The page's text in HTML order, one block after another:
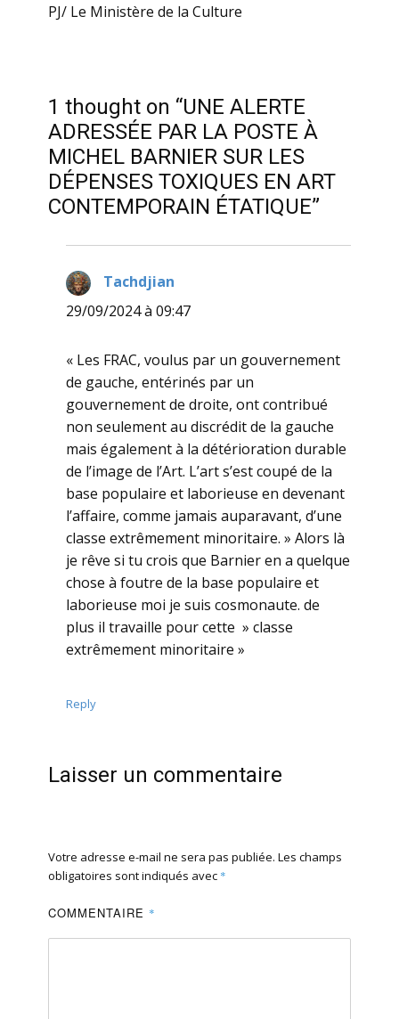
PJ/ Le Ministère de la Culture
1 thought on “UNE ALERTE
ADRESSÉE PAR LA POSTE À
MICHEL BARNIER SUR LES
DÉPENSES TOXIQUES EN ART
CONTEMPORAIN ÉTATIQUE”
Tachdjian
29/09/2024 à 09:47
« Les FRAC, voulus par un gouvernement
de gauche, entérinés par un
gouvernement de droite, ont contribué
non seulement au discrédit de la gauche
mais également à la détérioration durable
de l’image de l’Art. L’art s’est coupé de la
base populaire et laborieuse en devenant
l’affaire, comme jamais auparavant, d’une
classe extrêmement minoritaire. » Alors là
je rêve si tu crois que Barnier en a quelque
chose à foutre de la base populaire et
laborieuse moi je suis cosmonaute. de
plus il travaille pour cette » classe
extrêmement minoritaire »
Reply
Laisser un commentaire
Votre adresse e-mail ne sera pas publiée. Les champs
obligatoires sont indiqués avec *
COMMENTAIRE *